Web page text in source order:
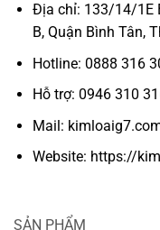
Địa chỉ: 133/14/1E
B, Quận Bình Tân,
Hotline: 0888 316
Hỗ trợ: 0946 310
Mail:
Website: https://
SẢN PHẨM